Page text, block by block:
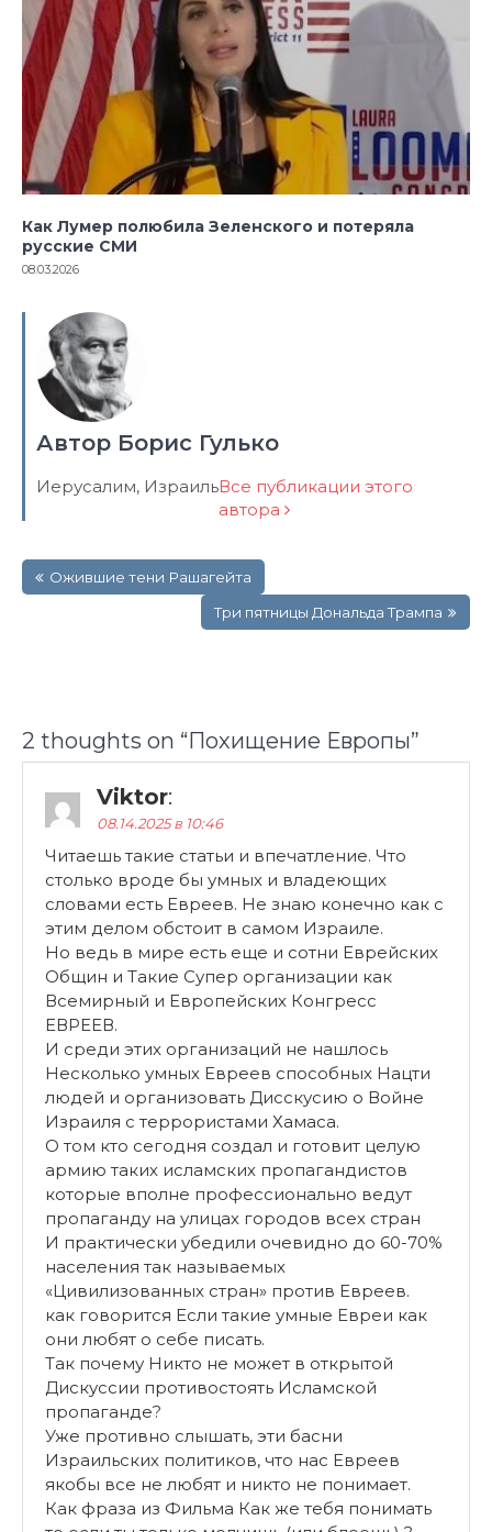
Как Лумер полюбила Зеленского и потеряла
русские СМИ
08.03.2026
Автор Борис Гулько
Иерусалим, ИзраильВсе публикации этого
автора
по Ожившие тени Рашагейта
Три пятницы Дональда Трампа
2 thoughts on “Похищение Европы”
Viktor:
08.14.2025 в 10:46
Читаешь такие статьи и впечатление. Что
столько вроде бы умных и владеющих
словами есть Евреев. Не знаю конечно как с
этим делом обстоит в самом Израиле.
Но ведь в мире есть еще и сотни Еврейских
Общин и Такие Супер организации как
Всемирный и Европейских Конгресс
ЕВРЕЕВ.
И среди этих организаций не нашлось
Несколько умных Евреев способных Нацти
людей и организовать Дисскусию о Войне
Израиля с террористами Хамаса.
О том кто сегодня создал и готовит целую
армию таких исламских пропагандистов
которые вполне профессионально ведут
пропаганду на улицах городов всех стран
И практически убедили очевидно до 60-70%
населения так называемых
«Цивилизованных стран» против Евреев.
как говорится Если такие умные Евреи как
они любят о себе писать.
Так почему Никто не может в открытой
Дискуссии противостоять Исламской
пропаганде?
Уже противно слышать, эти басни
Израильских политиков, что нас Евреев
якобы все не любят и никто не понимает.
Как фраза из Фильма Как же тебя понимать